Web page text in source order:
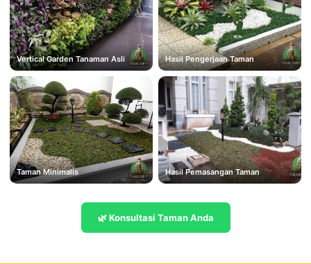
Vertical Garden Tanaman Asli Hasil Pengerjaan Taman
Taman Minimalis Hasil Pemasangan Taman
🌿 Konsultasi Taman Anda